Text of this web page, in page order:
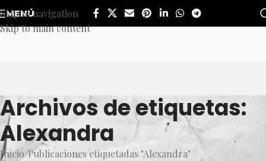
Skip to navigation
Skip to main content
MENÚ
Archivos de etiquetas:
Alexandra
Inicio Publicaciones etiquetadas "Alexandra"